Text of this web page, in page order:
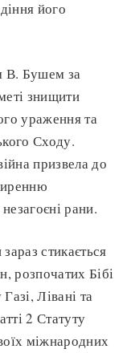
його
В. Бушем за
знищити
ураження та
Сходу.
призвела до
рани.
стикається
розпочатих Бібі
Лівані та
2 Статуту
міжнародних